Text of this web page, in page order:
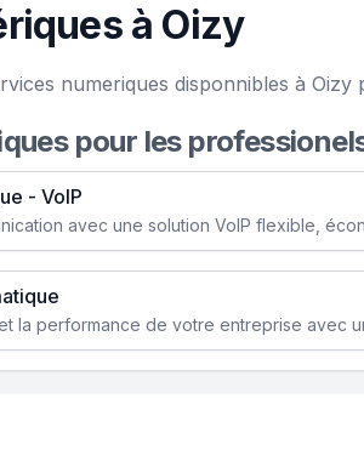
à Oizy
numeriques disponnibles à
pour les
- VoIP